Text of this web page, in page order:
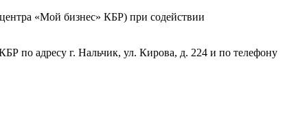
«Мой бизнес» КБР) при содействии
по адресу г. Нальчик, ул. Кирова, д. 224 и по телефону